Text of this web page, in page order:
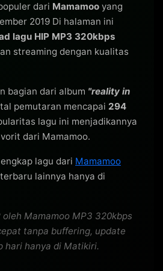
dari Mamamoo yang
2019 Di halaman ini
lagu HIP MP3 320kbps
streaming dengan kualitas
bagian dari album "reality in
pemutaran mencapai 294
lagu ini menjadikannya
dari Mamamoo.
lagu dari Mamamoo
lainnya hanya di
Mamamoo MP3 320kbps
tanpa buffering, update
hari hanya di Matikiri.